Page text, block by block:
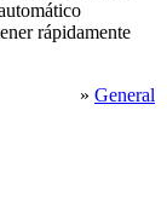
rápidamente
» General